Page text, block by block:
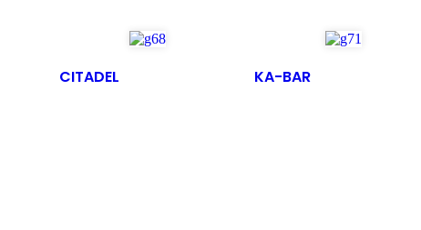
CITADEL KA-BAR